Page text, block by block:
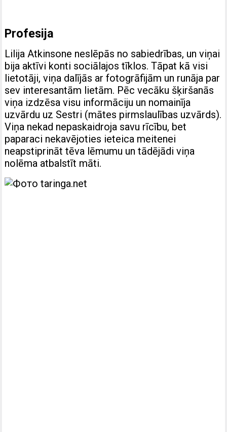
Profesija
Lilija Atkinsone neslēpās no sabiedrības, un viņai
bija aktīvi konti sociālajos tīklos. Tāpat kā visi
lietotāji, viņa dalījās ar fotogrāfijām un runāja par
sev interesantām lietām. Pēc vecāku šķiršanās
viņa izdzēsa visu informāciju un nomainīja
uzvārdu uz Sestri (mātes pirmslaulības uzvārds).
Viņa nekad nepaskaidroja savu rīcību, bet
paparaci nekavējoties ieteica meitenei
neapstiprināt tēva lēmumu un tādējādi viņa
nolēma atbalstīt māti.